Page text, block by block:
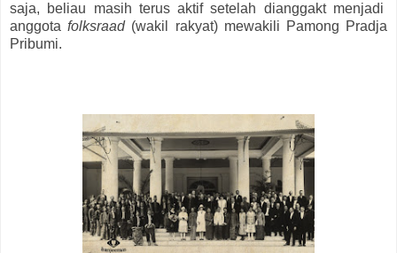
saja, beliau masih terus aktif setelah dianggakt menjadi
anggotafolksraad(wakil rakyat) mewakili Pamong Pradja
Pribumi.